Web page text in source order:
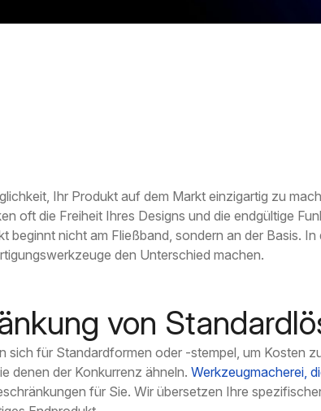
Ihr Produkt auf dem Markt einzigartig zu
oft die Freiheit Ihres Designs und die endgültige
beginnt nicht am Fließband, sondern an der Basis. In
den Unterschied machen.
von
sich für Standardformen oder -stempel, um Kosten
denen der Konkurrenz ähneln. Werkzeugmacherei,
für Sie. Wir übersetzen Ihre